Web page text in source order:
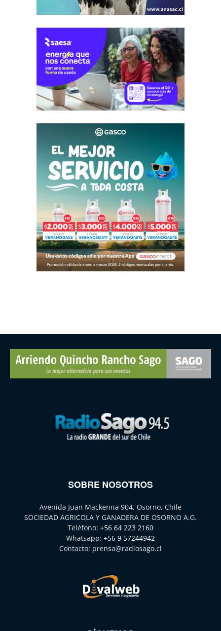
SOBRE NOSOTROS
Avenida Juan Mackenna 904, Osorno, Chile
SOCIEDAD AGRICOLA Y GANADERA DE OSORNO A.G.
Teléfono: +56 64 223 2160
Whatsapp: +56 9 57244942
Contacto: prensa@radiosago.cl